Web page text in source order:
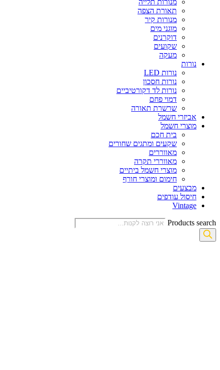
מנורות תלייה
תאורת הצפה
מנורות קיר
מוגני מים
דוקרנים
שקועים
מעקה
נורות
נורות LED
נורות חסכון
נורות לד דקורטיביים
דמוי פחם
שרשרת תאורה
אביזרי חשמל
מוצרי חשמל
בית חכם
שקעים ומתגים שחורים
מאווררים
מאווררי תקרה
מוצרי חשמל ביתיים
חימום ומוצרי חורף
מבצעים
חיסול עודפים
Vintage
Products search